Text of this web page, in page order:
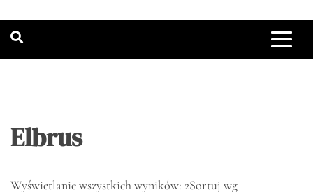
Elbrus
Wyświetlanie wszystkich wyników: 2Sortuj wg